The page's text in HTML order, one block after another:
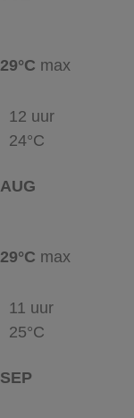
29°C max
12 uur
24°C
AUG
29°C max
11 uur
25°C
SEP